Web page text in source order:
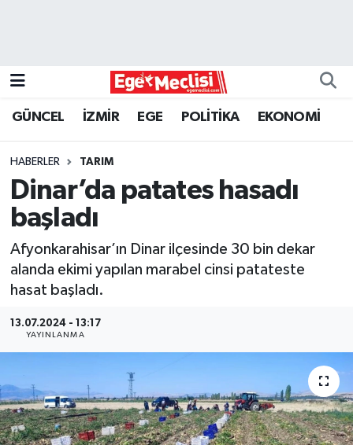
GÜNCEL İZMİR EGE POLİTİKA EKONOMİ
HABERLER TARIM
Dinar’da patates hasadı
başladı
Afyonkarahisar’ın Dinar ilçesinde 30 bin dekar
alanda ekimi yapılan marabel cinsi patateste
hasat başladı.
13.07.2024 - 13:17
YAYINLANMA
GÜNCEL
İZMİR
ÖZEL HABER
Programlar
SPOR